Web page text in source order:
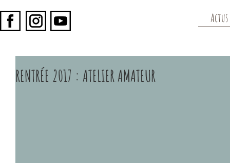
Actus
RENTRÉE 2017 : ATELIER AMATEUR